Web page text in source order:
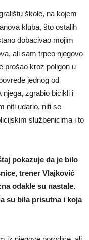
škole, na kojem
kluba, što ostalih
dobacivao mojim
ali sam trpeo njegovo
prošao kroz poligon u
jednog od
zgrabio bicikli i
niti udario, niti se
službenicima i to
pokazuje da je bilo
trener Vlajković
odakle su nastale.
su bila prisutna i koja